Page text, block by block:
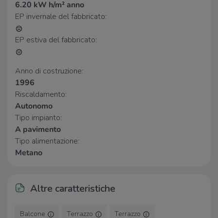
Farmacia Comunale
Farmacia Bajardi
Supermercati
Gulliver
Supermercati TuttiOK
Dico
Supermercato Sisa
Lidl
Negozi
6.20 kW h/m² anno
EP invernale del fabbricato:
EP estiva del fabbricato:
Anno di costruzione:
1996
Riscaldamento:
Autonomo
Tipo impianto:
A pavimento
Tipo alimentazione:
Metano
Altre caratteristiche
Balcone Terrazzo Terrazzo